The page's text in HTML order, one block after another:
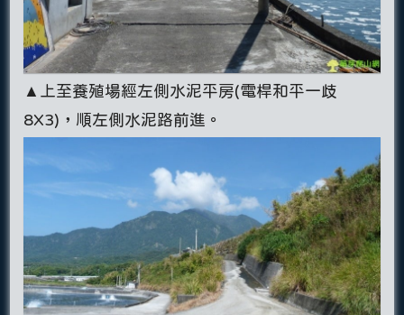
▲上至養殖場經左側水泥平房(電桿和平一歧
8X3)，順左側水泥路前進。